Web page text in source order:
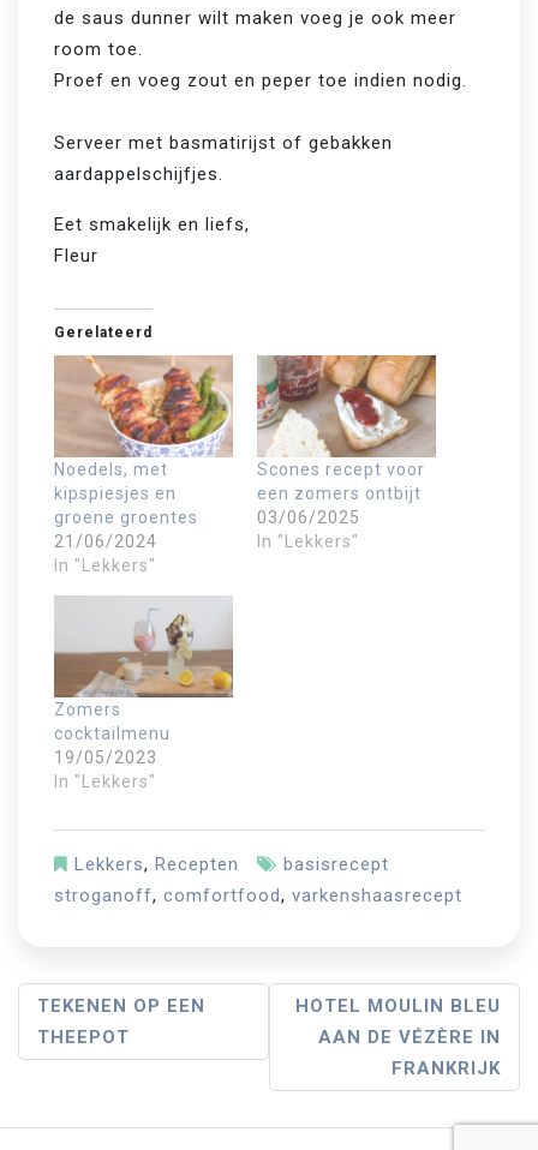
de saus dunner wilt maken voeg je ook meer
room toe.
Proef en voeg zout en peper toe indien nodig.
Serveer met basmatirijst of gebakken
aardappelschijfjes.
Eet smakelijk en liefs,
Fleur
Gerelateerd
Noedels, met
kipspiesjes en
groene groentes
21/06/2024
In "Lekkers"
Scones recept voor
een zomers ontbijt
03/06/2025
In "Lekkers"
Zomers
cocktailmenu
19/05/2023
In "Lekkers"
Lekkers, Recepten
basisrecept
stroganoff, comfortfood, varkenshaasrecept
B
E
TEKENEN OP EEN
THEEPOT
HOTEL MOULIN BLEU
AAN DE VÉZÈRE IN
FRANKRIJK